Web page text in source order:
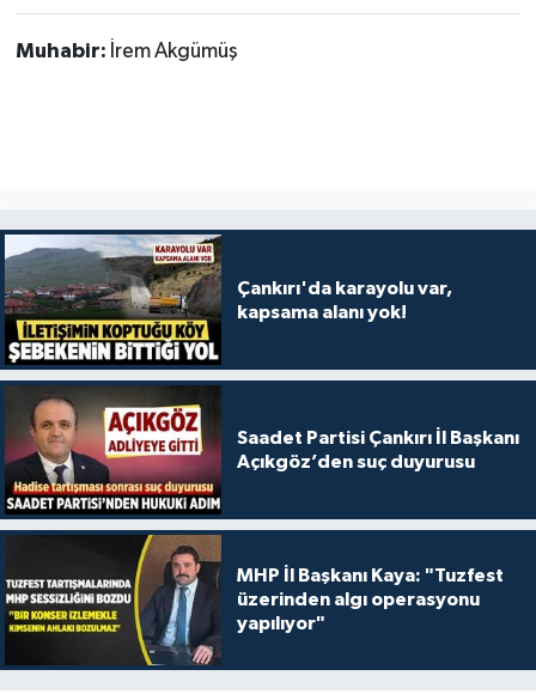
Muhabir: İrem Akgümüş
Çankırı'da karayolu var,
kapsama alanı yok!
Saadet Partisi Çankırı İl Başkanı
Açıkgöz’den suç duyurusu
MHP İl Başkanı Kaya: "Tuzfest
üzerinden algı operasyonu
yapılıyor"